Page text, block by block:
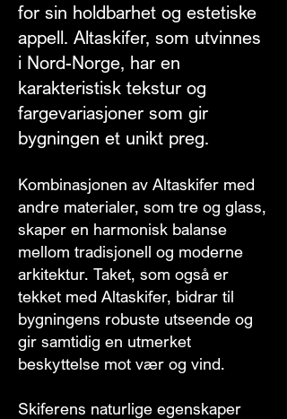
for sin holdbarhet og estetiske
appell. Altaskifer, som utvinnes
i Nord-Norge, har en
karakteristisk tekstur og
fargevariasjoner som gir
bygningen et unikt preg.
Kombinasjonen av Altaskifer med
andre materialer, som tre og glass,
skaper en harmonisk balanse
mellom tradisjonell og moderne
arkitektur. Taket, som også er
tekket med Altaskifer, bidrar til
bygningens robuste utseende og
gir samtidig en utmerket
beskyttelse mot vær og vind.
Skiferens naturlige egenskaper